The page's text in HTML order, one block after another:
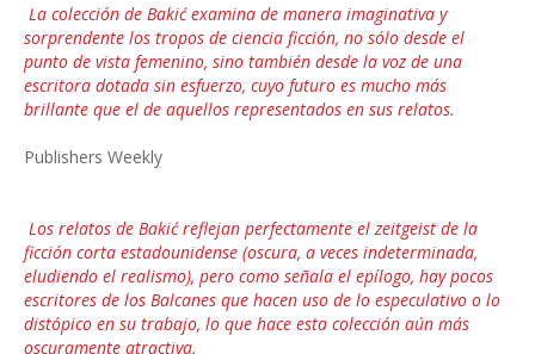
La colección de Bakić examina de manera imaginativa y
sorprendente los tropos de ciencia ficción, no sólo desde el
punto de vista femenino, sino también desde la voz de una
escritora dotada sin esfuerzo, cuyo futuro es mucho más
brillante que el de aquellos representados en sus relatos.
Publishers Weekly
Los relatos de Bakić reflejan perfectamente el zeitgeist de la
ficción corta estadounidense (oscura, a veces indeterminada,
eludiendo el realismo), pero como señala el epílogo, hay pocos
escritores de los Balcanes que hacen uso de lo especulativo o lo
distópico en su trabajo, lo que hace esta colección aún más
oscuramente atractiva.